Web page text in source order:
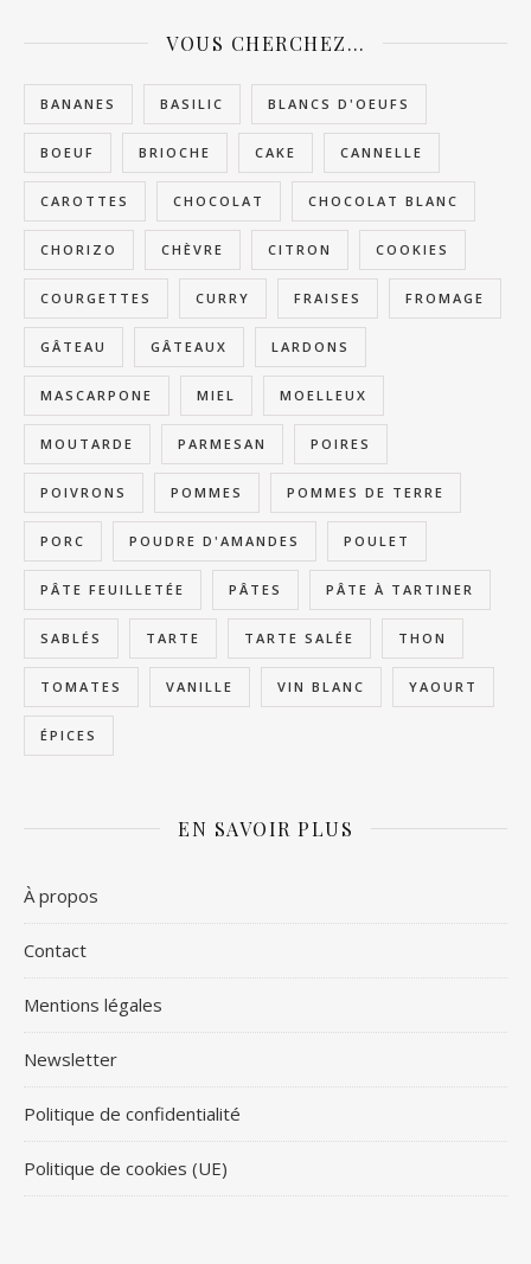
VOUS CHERCHEZ…
BANANES BASILIC BLANCS D'OEUFS
BOEUF BRIOCHE CAKE CANNELLE
CAROTTES CHOCOLAT CHOCOLAT BLANC
CHORIZO CHÈVRE CITRON COOKIES
COURGETTES CURRY FRAISES FROMAGE
GÂTEAU GÂTEAUX LARDONS
MASCARPONE MIEL MOELLEUX
MOUTARDE PARMESAN POIRES
POIVRONS POMMES POMMES DE TERRE
PORC POUDRE D'AMANDES POULET
PÂTE FEUILLETÉE PÂTES PÂTE À TARTINER
SABLÉS TARTE TARTE SALÉE THON
TOMATES VANILLE VIN BLANC YAOURT
ÉPICES
EN SAVOIR PLUS
À propos
Contact
Mentions légales
Newsletter
Politique de confidentialité
Politique de cookies (UE)